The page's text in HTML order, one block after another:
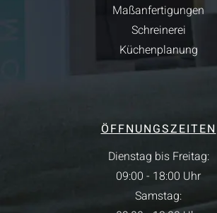
Maßanfertigungen
Schreinerei
Küchenplanung
ÖFFNUNGSZEITEN
Dienstag bis Freitag:
09:00 - 18:00 Uhr
Samstag: